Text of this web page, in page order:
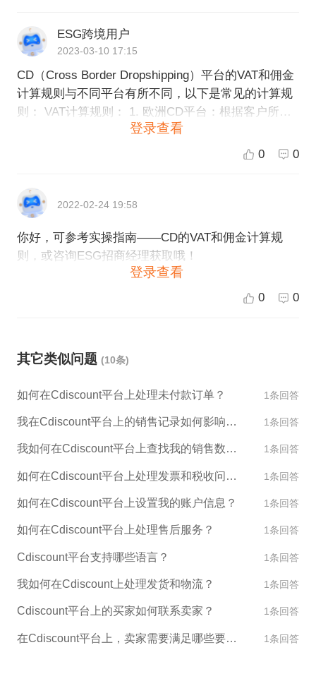
则等多个因素来确定的。不同平台的佣金收费标准可
能不同，需要具体参考平台的相关政策和收费规则。
总之，CD作为一家跨境电商企业，一定要具备良好的
税务和财务管控能力，遵守所在国家和地区的税法规
定、合规运营，才能稳健、快速地发展业务。
ESG跨境用户
2023-03-10 17:15
CD（Cross Border Dropshipping）平台的VAT和佣金
计算规则与不同平台有所不同，以下是常见的计算规
则： VAT计算规则： 1. 欧洲CD平台：根据客户所在
国家的VAT税率来进行计算，并将其加至商品价格
例，通常在10% - 15%之间。 2. 美国CD平台：根据
销售的商品类型和金额来计算佣金比例，通常在8% -
12%之间。 如果您需要了解更详细的计算规则，建议
您直接咨询CD平台客服或查看平台规定。
登录查看
0 0
2022-02-24 19:58
你好，可参考实操指南——CD的VAT和佣金计算规
则，或咨询ESG招商经理获取哦！
登录查看
0 0
其它类似问题 (10条)
如何在Cdiscount平台上处理未付款订单？ 1条回答
我在Cdiscount平台上的销售记录如何影响我的账户评级？ 1条回答
我如何在Cdiscount平台上查找我的销售数据和报告？ 1条回答
如何在Cdiscount平台上处理发票和税收问题？ 1条回答
如何在Cdiscount平台上设置我的账户信息？ 1条回答
如何在Cdiscount平台上处理售后服务？ 1条回答
Cdiscount平台支持哪些语言？ 1条回答
我如何在Cdiscount上处理发货和物流？ 1条回答
Cdiscount平台上的买家如何联系卖家？ 1条回答
在Cdiscount平台上，卖家需要满足哪些要求才能销售产品？ 1条回答